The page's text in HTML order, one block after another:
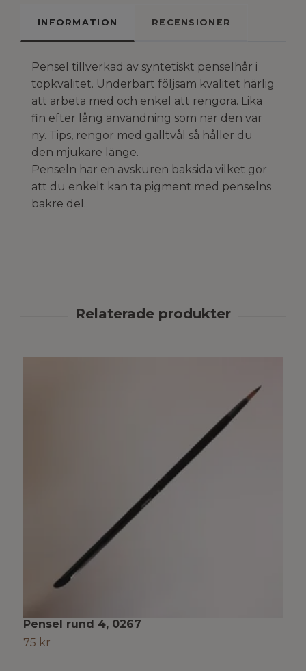
INFORMATION RECENSIONER
Pensel tillverkad av syntetiskt penselhår i
topkvalitet. Underbart följsam kvalitet härlig
att arbeta med och enkel att rengöra. Lika
fin efter lång användning som när den var
ny. Tips, rengör med galltvål så håller du
den mjukare länge.
Penseln har en avskuren baksida vilket gör
att du enkelt kan ta pigment med penselns
bakre del.
Pensel rund 4, 0267
75 kr